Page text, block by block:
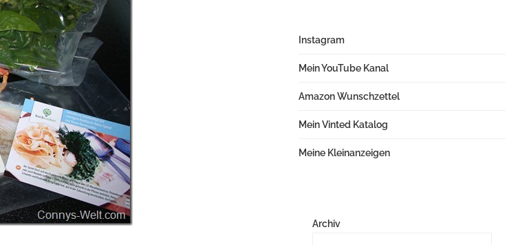
Instagram
Mein YouTube Kanal
Amazon Wunschzettel
Mein Vinted Katalog
Meine Kleinanzeigen
Archiv